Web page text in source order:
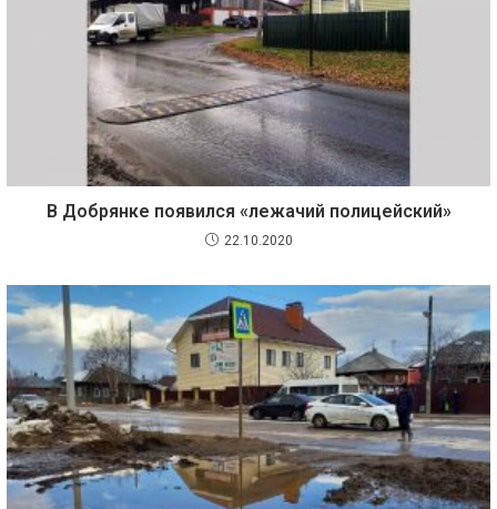
В Добрянке появился «лежачий полицейский»
22.10.2020